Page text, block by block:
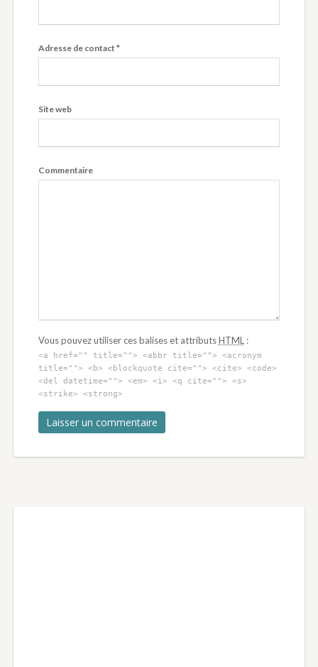
Adresse de contact *
Site web
Commentaire
Vous pouvez utiliser ces balises et attributsHTML :
<a href="" title=""> <abbr title=""> <acronym
title=""> <b> <blockquote cite=""> <cite> <code>
<del datetime=""> <em> <i> <q cite=""> <s>
<strike> <strong>